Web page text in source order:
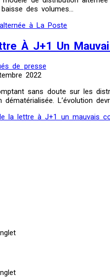
des volumes…
à La Poste
À J+1 Un
de presse
2022
sans doute sur les
L’évolution
la lettre à J+1 un mauvais